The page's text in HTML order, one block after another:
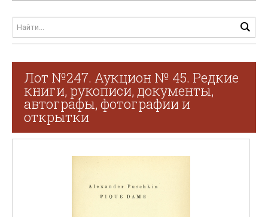
Лот №247. Аукцион № 45. Редкие
книги, рукописи, документы,
автографы, фотографии и
открытки